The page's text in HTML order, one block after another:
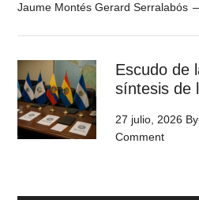
Jaume Montés Gerard Serralabós
Escudo de
síntesis de
27 julio, 2026
Comment